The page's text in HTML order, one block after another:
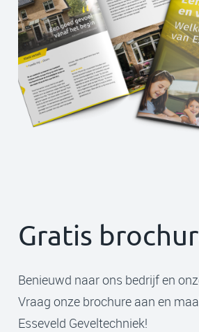
Gratis
Benieuwd naar ons bedrijf en
Vraag onze brochure aan en
Esseveld Geveltechniek!